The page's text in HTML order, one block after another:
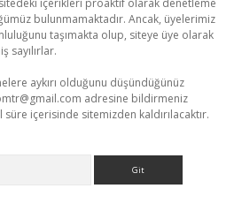
içerikleri proaktif olarak denetleme
bulunmamaktadır. Ancak, üyelerimiz
taşımakta olup, siteye üye olarak
sayılırlar.
aykırı olduğunu düşündüğünüz
adresine bildirmeniz
içerisinde sitemizden kaldırılacaktır.